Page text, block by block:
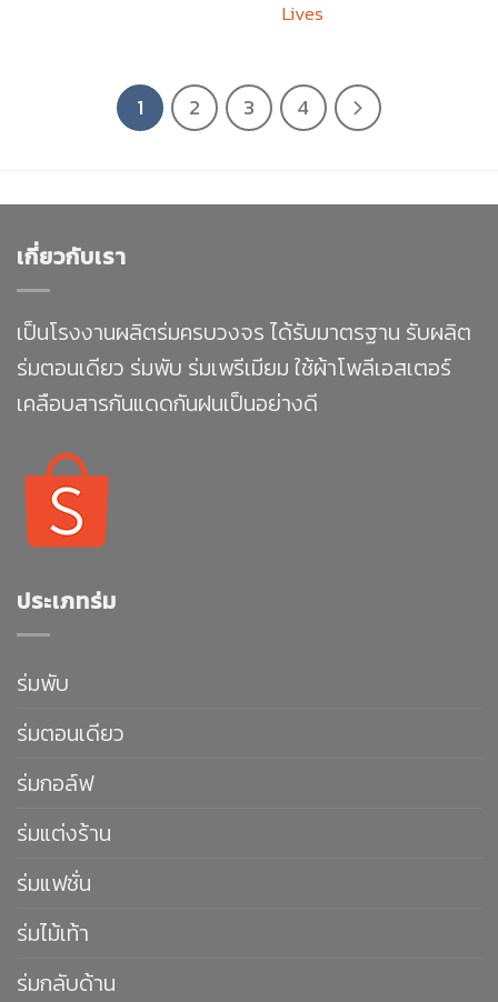
Lives
1 2 3 4
เกี่ยวกับเรา
เป็นโรงงานผลิตร่มครบวงจร ได้รับมาตรฐาน รับผลิต
ร่มตอนเดียว ร่มพับ ร่มเพรีเมียม ใช้ผ้าโพลีเอสเตอร์
เคลือบสารกันแดดกันฝนเป็นอย่างดี
ประเภทร่ม
ร่มพับ
ร่มตอนเดียว
ร่มกอล์ฟ
ร่มแต่งร้าน
ร่มแฟชั่น
ร่มไม้เท้า
ร่มกลับด้าน